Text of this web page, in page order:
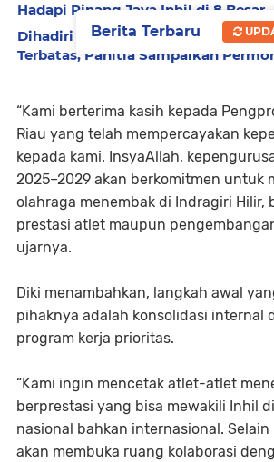
Hadapi Pinang Jaya Inhil di 8 Besar
Dihadiri Pemain Bintang, Tiket
Terbatas, Panitia Sampaikan
“Kami berterima kasih kepada
Riau yang telah mempercayakan
kepada kami. InsyaAllah,
2025–2029 akan berkomitmen untuk
olahraga menembak di Indragiri Hilir,
prestasi atlet maupun
ujarnya.
Diki menambahkan, langkah awal
pihaknya adalah konsolidasi internal
program kerja prioritas.
“Kami ingin mencetak atlet-atlet
berprestasi yang bisa mewakili Inhil
nasional bahkan internasional. Selain
akan membuka ruang kolaborasi
Berita Terbaru